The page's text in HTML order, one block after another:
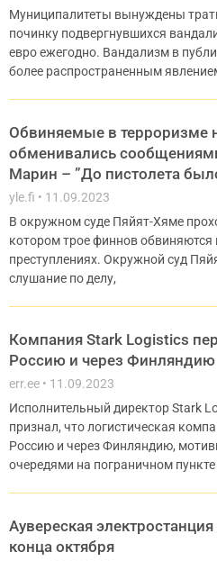
Муниципалитеты вынуждены
починку подвергнувшихся
евро ежегодно. Вандализм в
более распространенным
Обвиняемые в терроризме
обменивались
Марин – ”До пистолета
yle.fi
11.09.2023
В окружном суде Пяйят-Хяме
котором трое финнов обвиняются
преступлениях. Окружной суд
слушание по делу,
Компания Stark Logistics
Россию и через Финляндию
err.ee
11.09.2023
Исполнительный директор Stark
признал, что логистическая
Россию и через Финляндию,
очередями на пограничном пункте
Аувереская
конца октября